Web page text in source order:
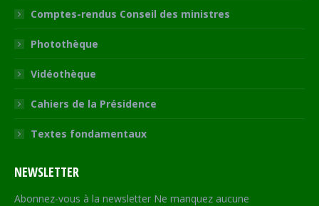
Comptes-rendus Conseil des ministres
Photothèque
Vidéothèque
Cahiers de la Présidence
Textes fondamentaux
NEWSLETTER
Abonnez-vous à la newsletter Ne manquez aucune